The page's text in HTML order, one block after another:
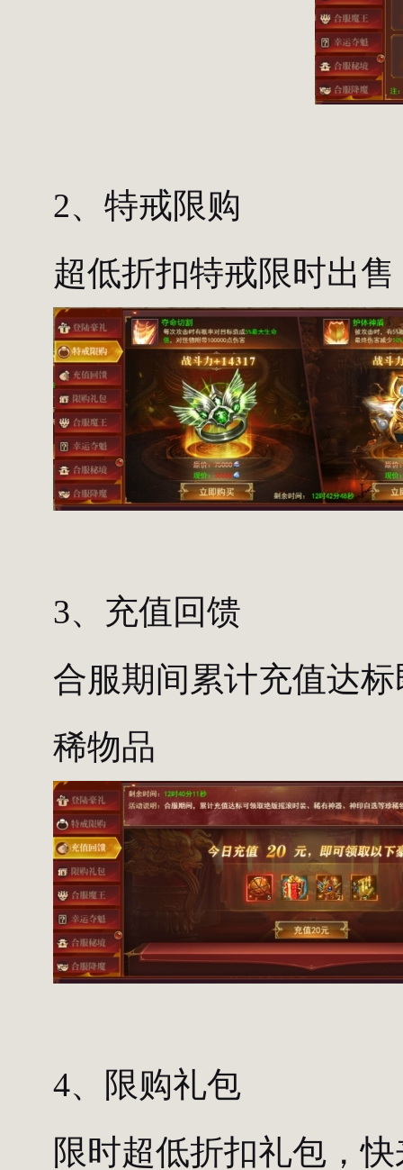
2、特戒限购
超低折扣特戒限时出
3、充值回馈
合服期间累计充值达
稀物品
4、限购礼包
限时超低折扣礼包，